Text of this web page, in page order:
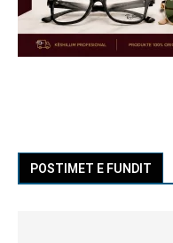
POSTIMET E FUNDIT